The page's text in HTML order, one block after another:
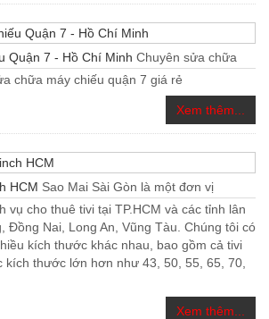
Quận 7 - Hồ Chí Minh Chuyên sửa chữa
chữa máy chiếu quận 7 giá rẻ
Xem thêm...
HCM Sao Mai Sài Gòn là một đơn vị
vụ cho thuê tivi tại TP.HCM và các tỉnh lân
Đồng Nai, Long An, Vũng Tàu. Chúng tôi có
kích thước khác nhau, bao gồm cả tivi
kích thước lớn hơn như 43, 50, 55, 65, 70,
Xem thêm...